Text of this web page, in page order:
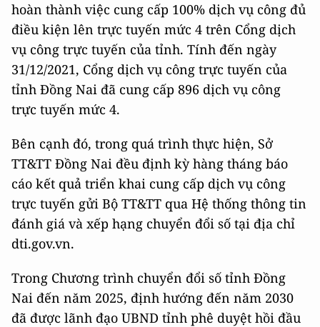
hoàn thành việc cung cấp 100% dịch vụ công đủ
điều kiện lên trực tuyến mức 4 trên Cổng dịch
vụ công trực tuyến của tỉnh. Tính đến ngày
31/12/2021, Cổng dịch vụ công trực tuyến của
tỉnh Đồng Nai đã cung cấp 896 dịch vụ công
trực tuyến mức 4.
Bên cạnh đó, trong quá trình thực hiện, Sở
TT&TT Đồng Nai đều định kỳ hàng tháng báo
cáo kết quả triển khai cung cấp dịch vụ công
trực tuyến gửi Bộ TT&TT qua Hệ thống thông tin
đánh giá và xếp hạng chuyển đổi số tại địa chỉ
dti.gov.vn.
Trong Chương trình chuyển đổi số tỉnh Đồng
Nai đến năm 2025, định hướng đến năm 2030
đã được lãnh đạo UBND tỉnh phê duyệt hồi đầu